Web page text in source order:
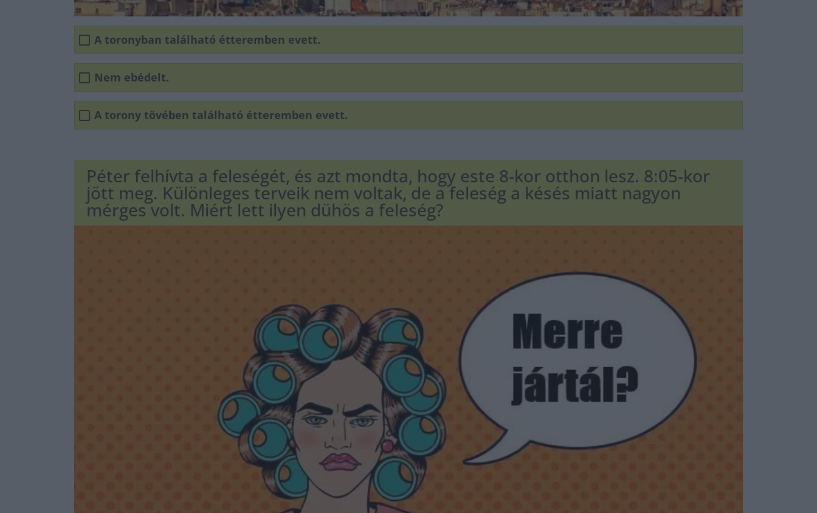
A toronyban található étteremben evett.
Nem ebédelt.
A torony tövében található étteremben evett.
Péter felhívta a feleségét, és azt mondta, hogy este 8-kor otthon lesz. 8:05-kor
jött meg. Különleges terveik nem voltak, de a feleség a késés miatt nagyon
mérges volt. Miért lett ilyen dühös a feleség?